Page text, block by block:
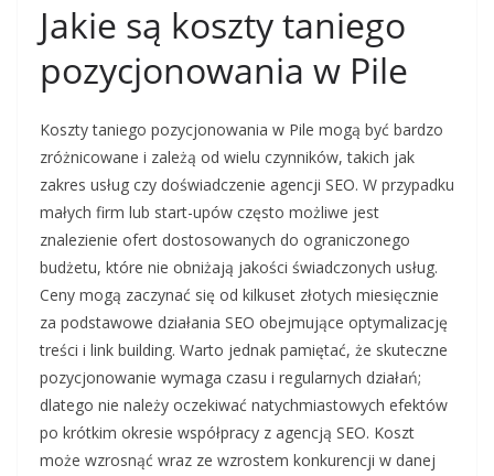
Jakie są koszty taniego
pozycjonowania w Pile
Koszty taniego pozycjonowania w Pile mogą być bardzo
zróżnicowane i zależą od wielu czynników, takich jak
zakres usług czy doświadczenie agencji SEO. W przypadku
małych firm lub start-upów często możliwe jest
znalezienie ofert dostosowanych do ograniczonego
budżetu, które nie obniżają jakości świadczonych usług.
Ceny mogą zaczynać się od kilkuset złotych miesięcznie
za podstawowe działania SEO obejmujące optymalizację
treści i link building. Warto jednak pamiętać, że skuteczne
pozycjonowanie wymaga czasu i regularnych działań;
dlatego nie należy oczekiwać natychmiastowych efektów
po krótkim okresie współpracy z agencją SEO. Koszt
może wzrosnąć wraz ze wzrostem konkurencji w danej